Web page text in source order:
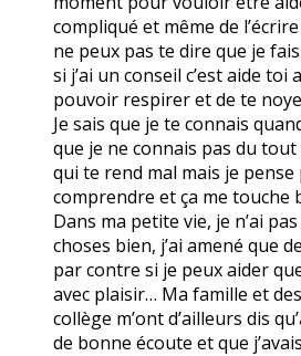
compliqué et même de
ne peux pas te dire que je
si j’ai un conseil c’est aide toi
pouvoir respirer et de te
Je sais que je te connais
que je ne connais pas du
qui te rend mal mais je
comprendre et ça me touche
Dans ma petite vie, je n’ai
choses bien, j’ai amené que
par contre si je peux aider
avec plaisir… Ma famille et
collège m’ont d’ailleurs dis
de bonne écoute et que